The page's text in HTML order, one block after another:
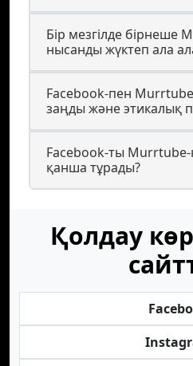
Бір мезгілде бірнеше
нысанды жүктеп ала
Facebook-пен
заңды және этикалық
Facebook-ты Murrtube-
қанша тұрады?
Қолдау